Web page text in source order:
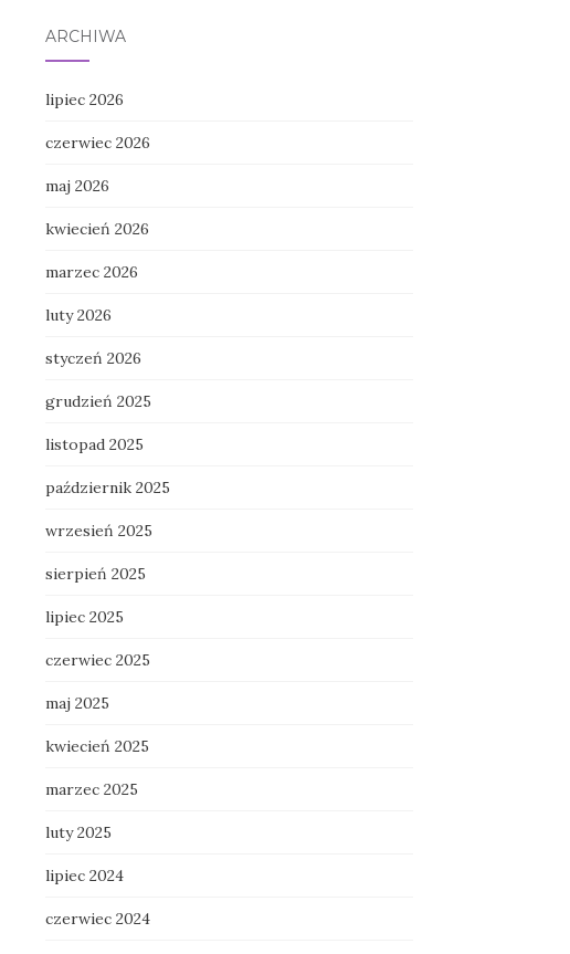
ARCHIWA
lipiec 2026
czerwiec 2026
maj 2026
kwiecień 2026
marzec 2026
luty 2026
styczeń 2026
grudzień 2025
listopad 2025
październik 2025
wrzesień 2025
sierpień 2025
lipiec 2025
czerwiec 2025
maj 2025
kwiecień 2025
marzec 2025
luty 2025
lipiec 2024
czerwiec 2024